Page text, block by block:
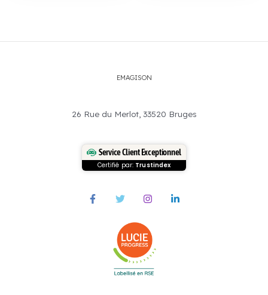
EMAGISON
26 Rue du Merlot, 33520 Bruges
Service Client Exceptionnel
Certifié par: Trustindex